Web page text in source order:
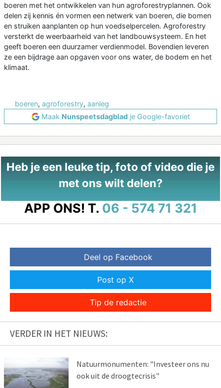
boeren met het ontwikkelen van hun agroforestryplannen. Ook
delen zij kennis én vormen een netwerk van boeren, die bomen
en struiken aanplanten op hun voedselpercelen. Agroforestry
versterkt de weerbaarheid van het landbouwsysteem. En het
geeft boeren een duurzamer verdienmodel. Bovendien leveren
ze een bijdrage aan opgaven voor ons water, de bodem en het
klimaat.
boeren, agroforestry, aanleg
Maak Nunspeetsdagbladje Google-favoriet
Heb je een leuke tip, foto of video die je
met ons wilt delen?
APP ONS! T. 06 - 574 71 321
Deel op Facebook
Post op X
Tip de redactie
VERDER IN HET NIEUWS:
Natuurmonumenten: "Investeer ons nu
ook uit de droogtecrisis"